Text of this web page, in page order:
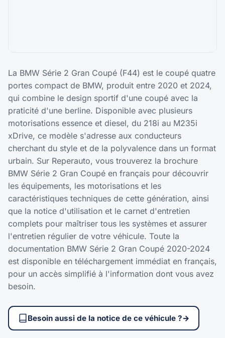
La BMW Série 2 Gran Coupé (F44) est le coupé quatre
portes compact de BMW, produit entre 2020 et 2024,
qui combine le design sportif d'une coupé avec la
praticité d'une berline. Disponible avec plusieurs
motorisations essence et diesel, du 218i au M235i
xDrive, ce modèle s'adresse aux conducteurs
cherchant du style et de la polyvalence dans un format
urbain. Sur Reperauto, vous trouverez la brochure
BMW Série 2 Gran Coupé en français pour découvrir
les équipements, les motorisations et les
caractéristiques techniques de cette génération, ainsi
que la notice d'utilisation et le carnet d'entretien
complets pour maîtriser tous les systèmes et assurer
l'entretien régulier de votre véhicule. Toute la
documentation BMW Série 2 Gran Coupé 2020-2024
est disponible en téléchargement immédiat en français,
pour un accès simplifié à l'information dont vous avez
besoin.
Besoin aussi de la notice de ce véhicule ?→